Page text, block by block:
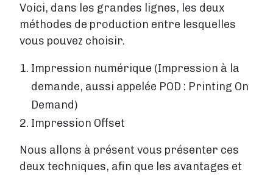
Voici, dans les grandes lignes, les deux
méthodes de production entre lesquelles
vous pouvez choisir.
Impression numérique (Impression à la
demande, aussi appelée POD : Printing On
Demand)
Impression Offset
Nous allons à présent vous présenter ces
deux techniques, afin que les avantages et